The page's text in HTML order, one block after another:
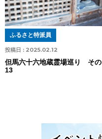
投稿日 : 2025.02.12
ふるさと特派員
但馬六十六地蔵霊場巡り その
13